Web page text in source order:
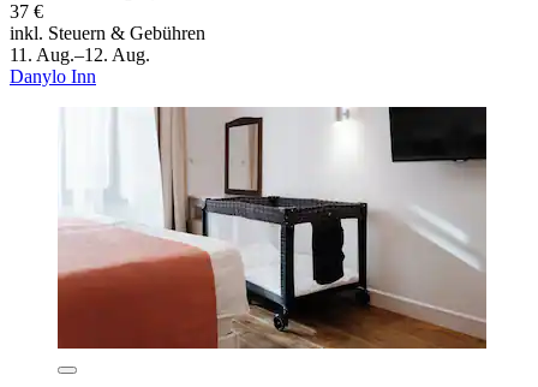
37 €
inkl. Steuern & Gebühren
11. Aug.–12. Aug.
Danylo Inn